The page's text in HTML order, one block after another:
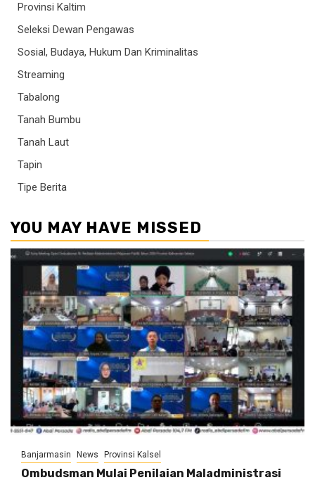
Provinsi Kaltim
Seleksi Dewan Pengawas
Sosial, Budaya, Hukum Dan Kriminalitas
Streaming
Tabalong
Tanah Bumbu
Tanah Laut
Tapin
Tipe Berita
YOU MAY HAVE MISSED
Banjarmasin News Provinsi Kalsel
Ombudsman Mulai Penilaian Maladministrasi